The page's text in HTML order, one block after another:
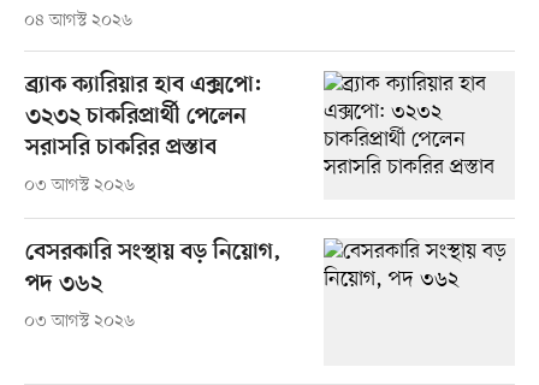
০৪ আগস্ট ২০২৬
ব্র্যাক ক্যারিয়ার হাব এক্সপো:
৩২৩২ চাকরিপ্রার্থী পেলেন
সরাসরি চাকরির প্রস্তাব
০৩ আগস্ট ২০২৬
বেসরকারি সংস্থায় বড় নিয়োগ,
পদ ৩৬২
০৩ আগস্ট ২০২৬